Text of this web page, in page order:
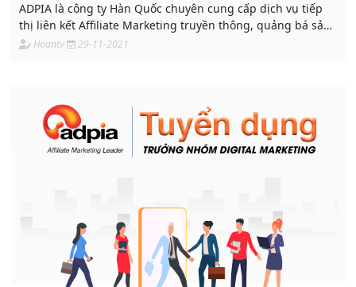
ADPIA là công ty Hàn Quốc chuyên cung cấp dịch vụ tiếp
thị liên kết Affiliate Marketing truyền thông, quảng bá sản
phẩm, tăng doanh số bán hàng cho đối tác. Kênh kiếm tiền
Hoantv 29-11-2021